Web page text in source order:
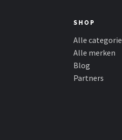
SHOP
Alle
Alle merken
Blog
Partners